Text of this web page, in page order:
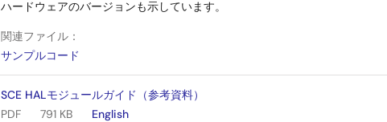
ハードウェアのバージョンも示しています。
関連ファイル：
サンプルコード
SCE HALモジュールガイド（参考資料）
PDF
791 KB
English